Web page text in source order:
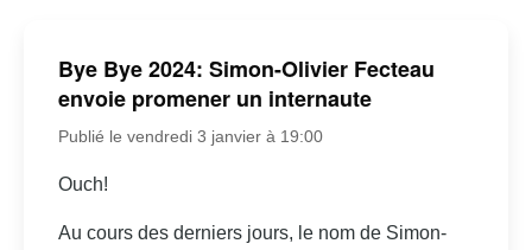
Bye Bye 2024: Simon-Olivier Fecteau
envoie promener un internaute
Publié le vendredi 3 janvier à 19:00
Ouch!
Au cours des derniers jours, le nom de Simon-